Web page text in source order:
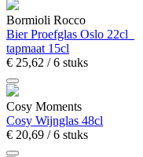
Bormioli Rocco
Bier Proefglas Oslo 22cl
tapmaat 15cl
€ 25,62 / 6 stuks
Cosy Moments
Cosy Wijnglas 48cl
€ 20,69 / 6 stuks